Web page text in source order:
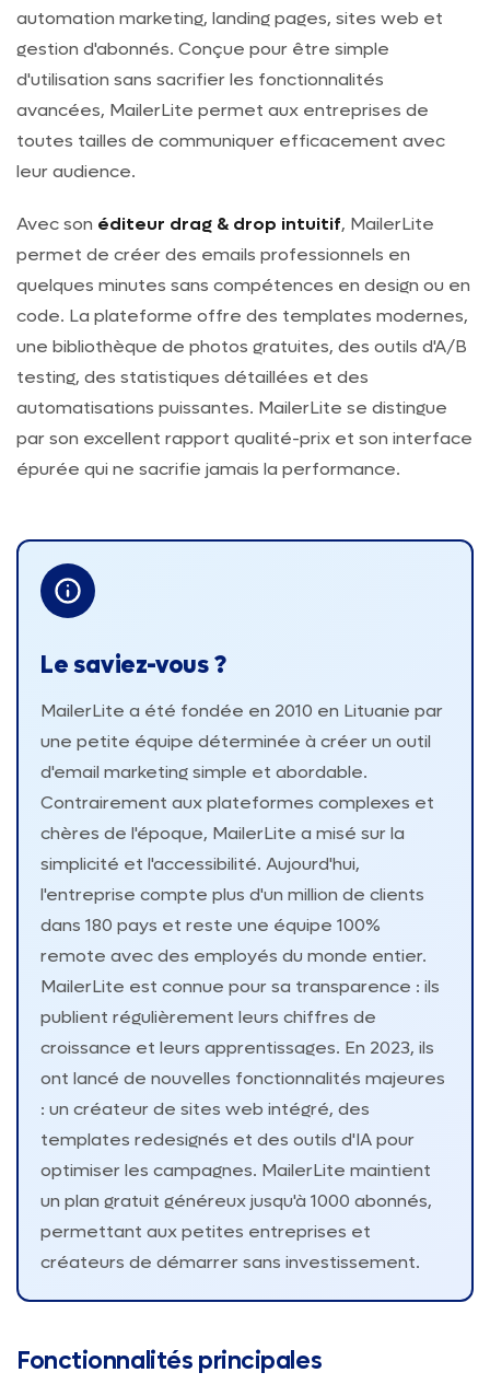
automation marketing, landing pages, sites web et
gestion d'abonnés. Conçue pour être simple
d'utilisation sans sacrifier les fonctionnalités
avancées, MailerLite permet aux entreprises de
toutes tailles de communiquer efficacement avec
leur audience.
Avec son éditeur drag & drop intuitif, MailerLite
permet de créer des emails professionnels en
quelques minutes sans compétences en design ou en
code. La plateforme offre des templates modernes,
une bibliothèque de photos gratuites, des outils d'A/B
testing, des statistiques détaillées et des
automatisations puissantes. MailerLite se distingue
par son excellent rapport qualité-prix et son interface
épurée qui ne sacrifie jamais la performance.
Le saviez-vous ?
MailerLite a été fondée en 2010 en Lituanie par
une petite équipe déterminée à créer un outil
d'email marketing simple et abordable.
Contrairement aux plateformes complexes et
chères de l'époque, MailerLite a misé sur la
simplicité et l'accessibilité. Aujourd'hui,
l'entreprise compte plus d'un million de clients
dans 180 pays et reste une équipe 100%
remote avec des employés du monde entier.
MailerLite est connue pour sa transparence : ils
publient régulièrement leurs chiffres de
croissance et leurs apprentissages. En 2023, ils
ont lancé de nouvelles fonctionnalités majeures
: un créateur de sites web intégré, des
templates redesignés et des outils d'IA pour
optimiser les campagnes. MailerLite maintient
un plan gratuit généreux jusqu'à 1000 abonnés,
permettant aux petites entreprises et
créateurs de démarrer sans investissement.
Fonctionnalités principales